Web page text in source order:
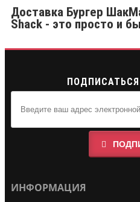
Доставка Бургер
Shack - это просто и
ИНФОРМАЦИЯ